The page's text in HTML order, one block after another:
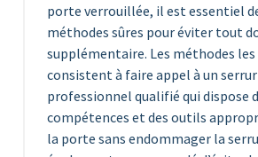
porte verrouillée, il est essentiel
méthodes sûres pour éviter tout
supplémentaire. Les méthodes les
consistent à faire appel à un
professionnel qualifié qui dispose
compétences et des outils
la porte sans endommager la